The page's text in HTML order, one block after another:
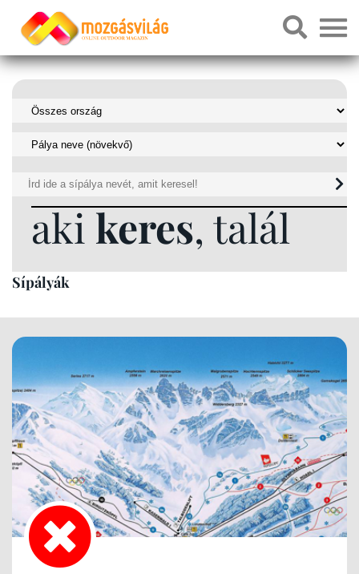
aki keres, talál
Sípályák